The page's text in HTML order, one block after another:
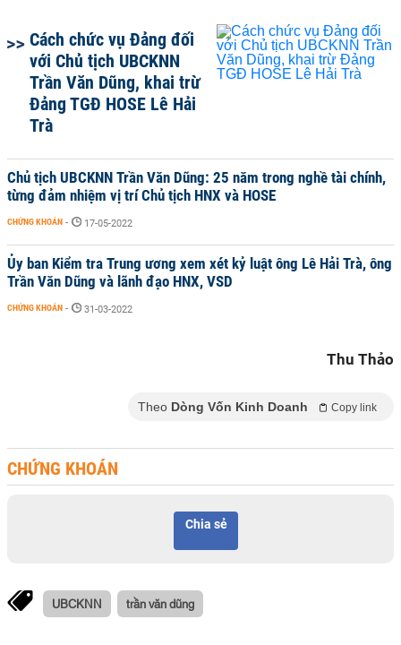
Cách chức vụ Đảng đối
với Chủ tịch UBCKNN
Trần Văn Dũng, khai trừ
Đảng TGĐ HOSE Lê Hải
Trà
Chủ tịch UBCKNN Trần Văn Dũng: 25 năm trong nghề tài chính,
từng đảm nhiệm vị trí Chủ tịch HNX và HOSE
CHỨNG KHOÁN - 17-05-2022
Ủy ban Kiểm tra Trung ương xem xét kỷ luật ông Lê Hải Trà, ông
Trần Văn Dũng và lãnh đạo HNX, VSD
CHỨNG KHOÁN - 31-03-2022
Thu Thảo
Theo Dòng Vốn Kinh Doanh Copy link
CHỨNG KHOÁN
Chia sẻ
UBCKNN trần văn dũng